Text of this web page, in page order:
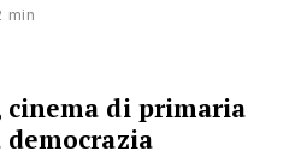
min
cinema di primaria